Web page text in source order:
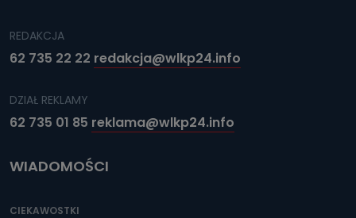
REDAKCJA
62 735 22 22 redakcja@wlkp24.info
DZIAŁ REKLAMY
62 735 01 85 reklama@wlkp24.info
WIADOMOŚCI
CIEKAWOSTKI